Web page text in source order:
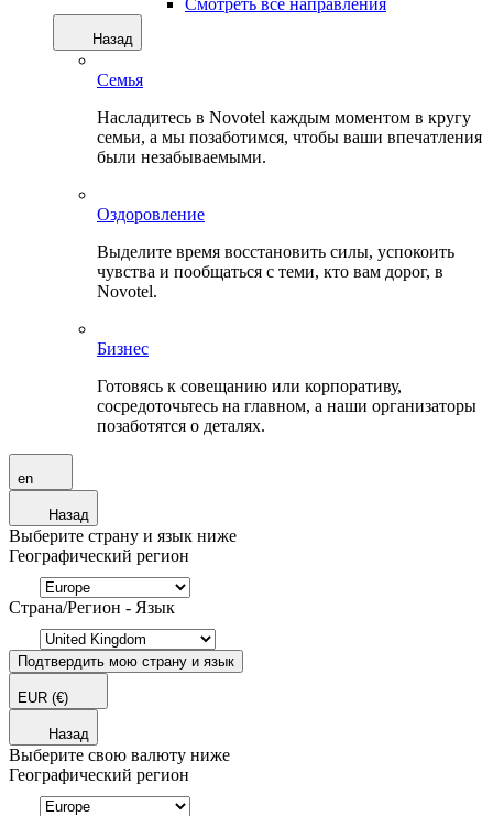
Смотреть все направления
Назад
Семья
Насладитесь в Novotel каждым моментом в кругу
семьи, а мы позаботимся, чтобы ваши впечатления
были незабываемыми.
Оздоровление
Выделите время восстановить силы, успокоить
чувства и пообщаться с теми, кто вам дорог, в
Novotel.
Бизнес
Готовясь к совещанию или корпоративу,
сосредоточьтесь на главном, а наши организаторы
позаботятся о деталях.
en
Назад
Выберите страну и язык ниже
Географический регион
Страна/Регион - Язык
Подтвердить мою страну и язык
EUR (€)
Назад
Выберите свою валюту ниже
Географический регион